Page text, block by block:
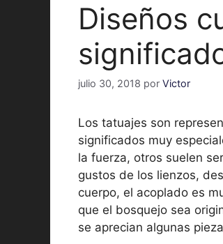
Diseños
julio 30, 2018 por Victor
Los tatuajes son
significados muy
la fuerza, otros suelen
gustos de los lienzos,
cuerpo, el acoplado es
que el bosquejo sea
se aprecian algunas